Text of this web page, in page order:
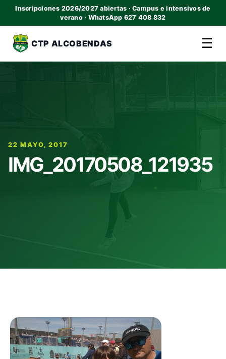
Inscripciones 2026/2027 abiertas · Campus e intensivos de
verano · WhatsApp 627 408 832
CTP ALCOBENDAS ☰
22 MAYO, 2017
IMG_20170508_121935